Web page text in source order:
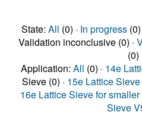
State: All (0) · In progress(0)
Validation inconclusive (0) ·
(0)
Application: All (0) · 14e
Sieve (0) · 15e Lattice
16e Lattice Sieve for
Sieve